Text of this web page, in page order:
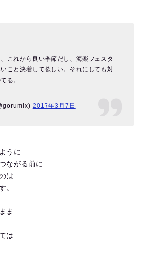
これから良い季節だし、海楽フェスタ
こと決着して欲しい。それにしても対
る。
2017年3月7日
うに
ながる前に
は
。
ま
は